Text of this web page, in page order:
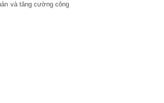
và tăng cường công